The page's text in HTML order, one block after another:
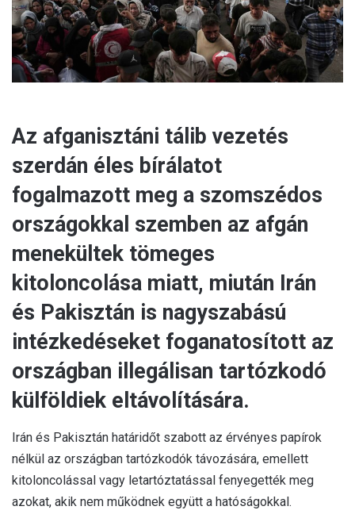
l
Az afganisztáni tálib vezetés
szerdán éles bírálatot
fogalmazott meg a szomszédos
országokkal szemben az afgán
menekültek tömeges
kitoloncolása miatt, miután Irán
és Pakisztán is nagyszabású
intézkedéseket foganatosított az
országban illegálisan tartózkodó
külföldiek eltávolítására.
Irán és Pakisztán határidőt szabott az érvényes papírok
nélkül az országban tartózkodók távozására, emellett
kitoloncolással vagy letartóztatással fenyegették meg
azokat, akik nem működnek együtt a hatóságokkal.